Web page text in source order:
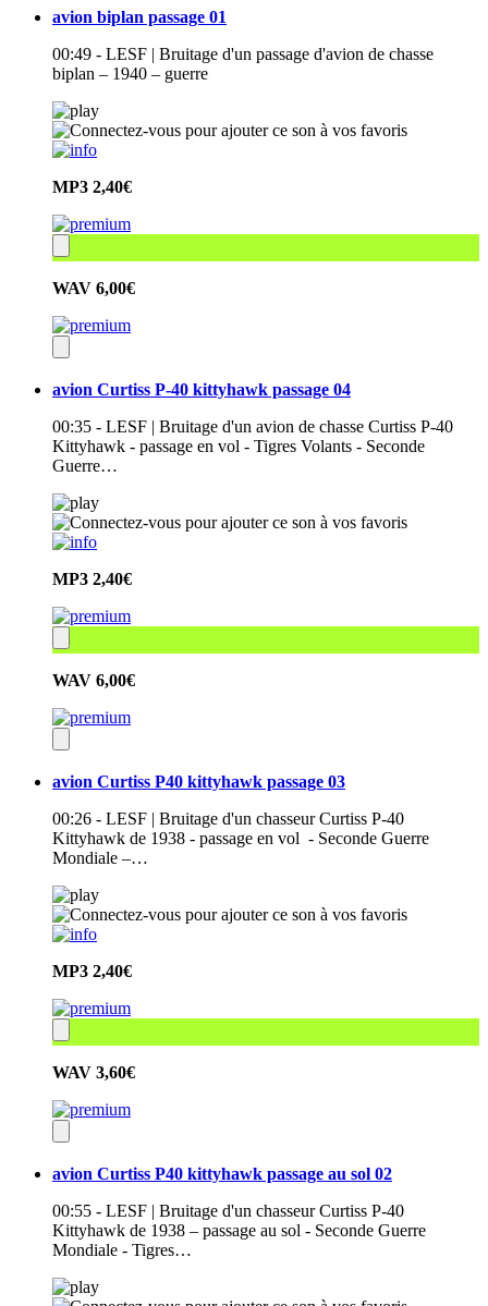
avion biplan passage 01
00:49 - LESF | Bruitage d'un passage d'avion de chasse
biplan – 1940 – guerre
MP3 2,40€
WAV 6,00€
avion Curtiss P-40 kittyhawk passage 04
00:35 - LESF | Bruitage d'un avion de chasse Curtiss P-40
Kittyhawk - passage en vol - Tigres Volants - Seconde
Guerre…
MP3 2,40€
WAV 6,00€
avion Curtiss P40 kittyhawk passage 03
00:26 - LESF | Bruitage d'un chasseur Curtiss P-40
Kittyhawk de 1938 - passage en vol - Seconde Guerre
Mondiale –…
MP3 2,40€
WAV 3,60€
avion Curtiss P40 kittyhawk passage au sol 02
00:55 - LESF | Bruitage d'un chasseur Curtiss P-40
Kittyhawk de 1938 – passage au sol - Seconde Guerre
Mondiale - Tigres…